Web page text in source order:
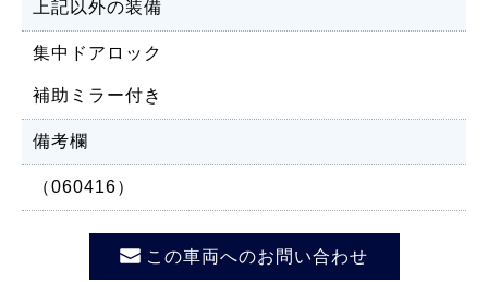
上記以外の装備
集中ドアロック
補助ミラー付き
備考欄
（060416）
この車両へのお問い合わせ